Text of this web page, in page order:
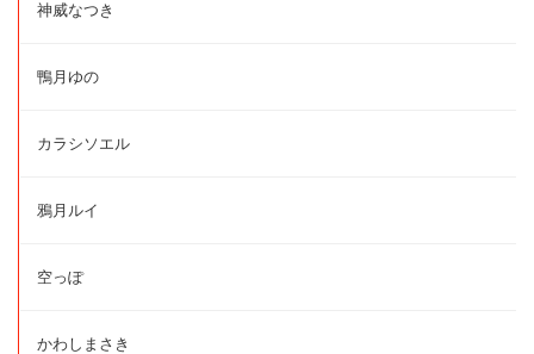
神威なつき
鴨月ゆの
カラシソエル
鴉月ルイ
空っぽ
かわしまさき